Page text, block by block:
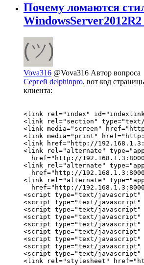
Почему ломаются
Vova316 @Vova316 Автор вопроса
Сергей delphinpro, вот код
клиента:
<link rel="index"
<link rel="section"
<link media="screen"
<link media="print"
<link href="http://
<link rel="alternate"
href="http://
<link rel="alternate"
href="http://
<link rel="alternate"
href="http://
<script type="text/javascript"
<script type="text/javascript"
<script type="text/javascript"
<script type="text/javascript"
<script type="text/javascript"
<script type="text/javascript"
<script type="text/javascript"
<script type="text/javascript"
<script type="text/javascript"
<link rel="stylesheet"